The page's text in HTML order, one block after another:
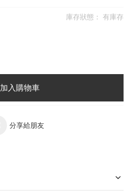
庫存狀態： 有庫存
加入購物車
分享給朋友